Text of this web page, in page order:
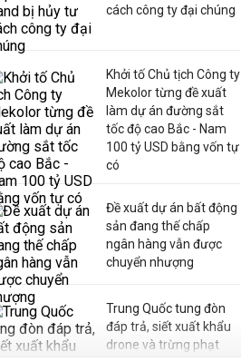
cách công ty đại chúng
Khởi tố Chủ tịch Công ty
Mekolor từng đề xuất
làm dự án đường sắt
tốc độ cao Bắc - Nam
100 tỷ USD bằng vốn tự
có
Đề xuất dự án bất động
sản đang thế chấp
ngân hàng vẫn được
chuyển nhượng
Trung Quốc tung đòn
đáp trả, siết xuất khẩu
drone và trừng phạt